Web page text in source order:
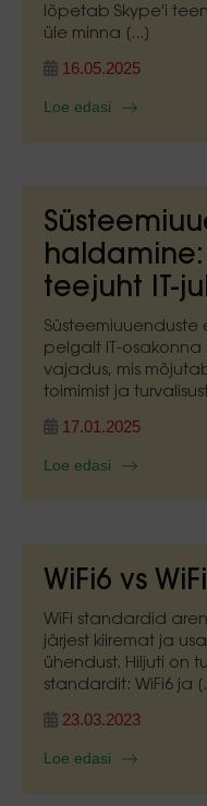
lõpetab Skype'i
üle minna [...]
16.05.2025
Loe edasi
teejuht IT-
pelgalt IT-osakonna
vajadus, mis
toimimist ja
17.01.2025
Loe edasi
WiFi6 vs
WiFi standardid
järjest kiiremat ja
ühendust. Hiljuti on
standardit: WiFi6 ja
23.03.2023
Loe edasi